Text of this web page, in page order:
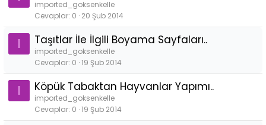
imported_goksenkelle
Cevaplar 0 20 Şub 2014
I Taşıtlar İle İlgili Boyama Sayfaları..
imported_goksenkelle
Cevaplar 0 19 Şub 2014
I Köpük Tabaktan Hayvanlar Yapımı..
imported_goksenkelle
Cevaplar 0 19 Şub 2014